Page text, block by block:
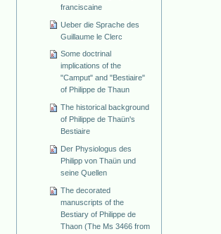
franciscaine
Ueber die Sprache des
Guillaume le Clerc
Some doctrinal
implications of the
"Camput" and "Bestiaire"
of Philippe de Thaun
The historical background
of Philippe de Thaün's
Bestiaire
Der Physiologus des
Philipp von Thaün und
seine Quellen
The decorated
manuscripts of the
Bestiary of Philippe de
Thaon (The Ms 3466 from